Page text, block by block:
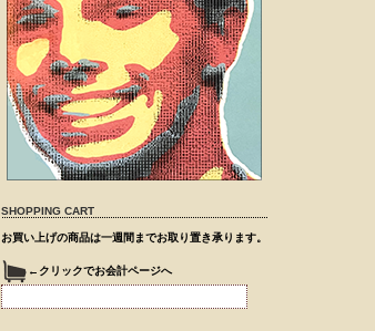
SHOPPING CART
お買い上げの商品は一週間までお取り置き承ります。
←クリックでお会計ページへ